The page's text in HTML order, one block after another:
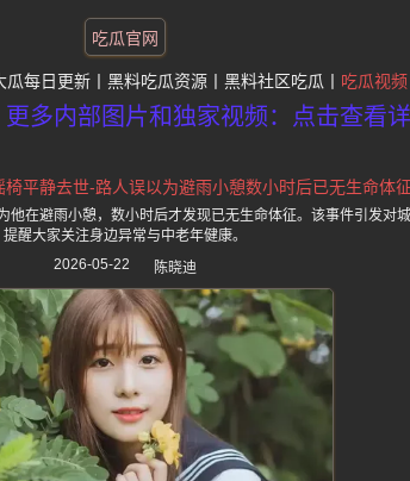
吃瓜官网
瓜每日更新 黑料吃瓜资源 黑料社区吃瓜 吃瓜视频
多内部图片和独家视频：点击查看
平静去世-路人误以为避雨小憩数小时后已无生命体征
在避雨小憩，数小时后才发现已无生命体征。该事件引发对
提醒大家关注身边异常与中老年健康。
2026-05-22
陈晓迪